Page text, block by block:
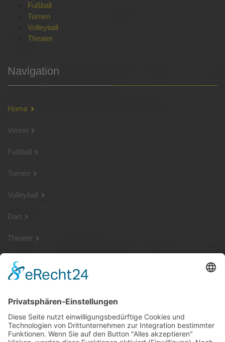
Fußball
Turnen
Volleyball
Theater
Navigation
Home
Verein
Fußball
Turnen
Volleyball
Dart
Theater
SG Shop
Sponsoren
Kontakt
Social Media